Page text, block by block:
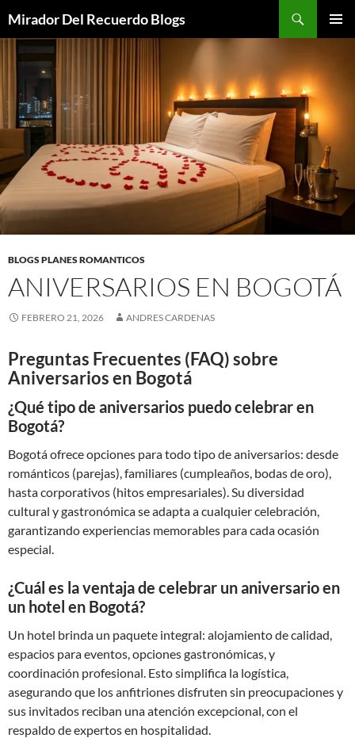
contenido
Mirador Del Recuerdo Blogs
BLOGS PLANES ROMANTICOS
ANIVERSARIOS EN BOGOTÁ
FEBRERO 21, 2026 ANDRES CARDENAS
Preguntas Frecuentes (FAQ) sobre
Aniversarios en Bogotá
¿Qué tipo de aniversarios puedo celebrar en
Bogotá?
Bogotá ofrece opciones para todo tipo de aniversarios: desde
románticos (parejas), familiares (cumpleaños, bodas de oro),
hasta corporativos (hitos empresariales). Su diversidad
cultural y gastronómica se adapta a cualquier celebración,
garantizando experiencias memorables para cada ocasión
especial.
¿Cuál es la ventaja de celebrar un aniversario en
un hotel en Bogotá?
Un hotel brinda un paquete integral: alojamiento de calidad,
espacios para eventos, opciones gastronómicas, y
coordinación profesional. Esto simplifica la logística,
asegurando que los anfitriones disfruten sin preocupaciones y
sus invitados reciban una atención excepcional, con el
respaldo de expertos en hospitalidad.